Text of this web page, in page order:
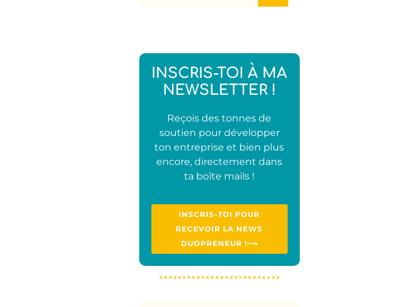
INSCRIS-TOI À MA
NEWSLETTER !
Reçois des tonnes de
soutien pour développer
ton entreprise et bien plus
encore, directement dans
ta boîte mails !
INSCRIS-TOI POUR
RECEVOIR LA NEWS
DUOPRENEUR !⟶